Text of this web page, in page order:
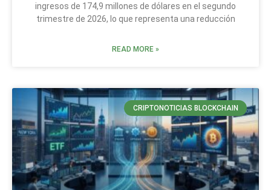
ingresos de 174,9 millones de dólares en el segundo
trimestre de 2026, lo que representa una reducción
READ MORE »
CRIPTONOTICIAS BLOCKCHAIN